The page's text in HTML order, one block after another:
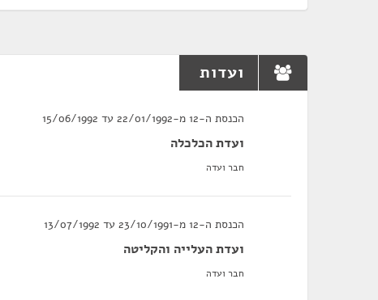
ועדות
הכנסת ה-12 מ-22/01/1992 עד 15/06/1992
ועדת הכלכלה
חבר ועדה
הכנסת ה-12 מ-23/10/1991 עד 13/07/1992
ועדת העלייה והקליטה
חבר ועדה